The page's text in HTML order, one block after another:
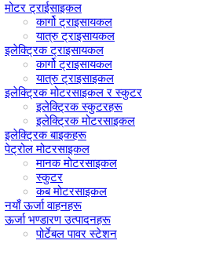
मोटर ट्राईसाइकल
कार्गो ट्राइसायकल
यात्रु ट्राइसायकल
इलेक्ट्रिक ट्राइसायकल
कार्गो ट्राइसायकल
यात्रु ट्राइसाइकल
इलेक्ट्रिक मोटरसाइकल र स्कुटर
इलेक्ट्रिक स्कुटरहरू
इलेक्ट्रिक मोटरसाइकल
इलेक्ट्रिक बाइकहरू
पेट्रोल मोटरसाइकल
मानक मोटरसाइकल
स्कुटर
कब मोटरसाइकल
नयाँ ऊर्जा वाहनहरू
ऊर्जा भण्डारण उत्पादनहरू
पोर्टेबल पावर स्टेशन